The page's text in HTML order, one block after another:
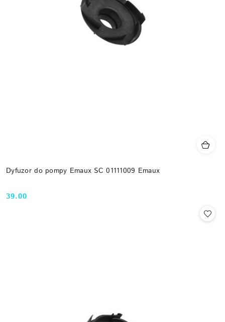
Dyfuzor do pompy Emaux SC 01111009 Emaux
Cena:
39.00